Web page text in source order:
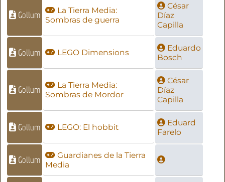
Gollum
La Tierra Media:
Sombras de guerra
César
Díaz
Capilla
Gollum LEGO Dimensions
Eduardo
Bosch
Gollum
La Tierra Media:
Sombras de Mordor
César
Díaz
Capilla
Gollum LEGO: El hobbit
Eduard
Farelo
Gollum
Guardianes de la Tierra
Media